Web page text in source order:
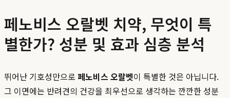
페노비스 오랄벳 치약, 무엇이 특
별한가? 성분 및 효과 심층 분석
뛰어난 기호성만으로 페노비스 오랄벳이 특별한 것은 아닙니다.
그 이면에는 반려견의 건강을 최우선으로 생각하는 깐깐한 성분